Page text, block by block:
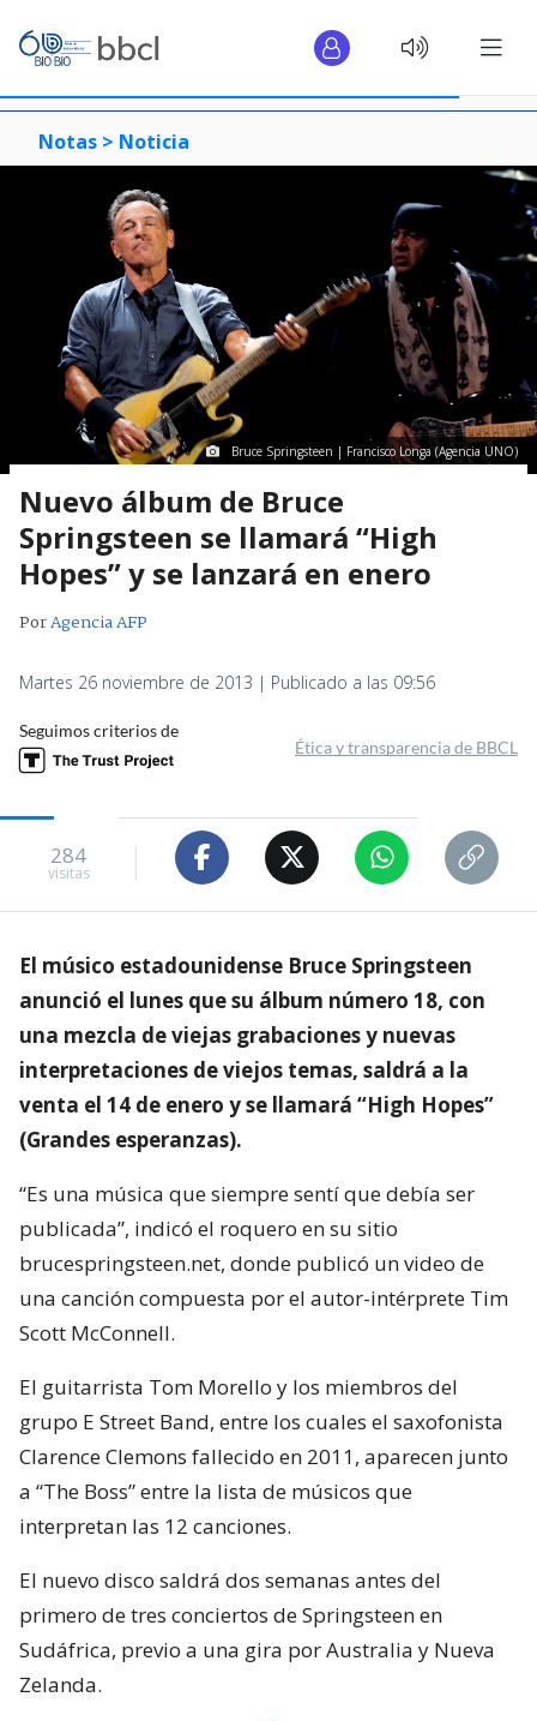
Notas > Noticia
Bruce Springsteen | Francisco Longa (Agencia UNO)
Nuevo álbum de Bruce
Springsteen se llamará “High
Hopes” y se lanzará en enero
PorAgencia AFP
Martes 26 noviembre de 2013 | Publicado a las 09:56
Seguimos criterios de
Ética y transparencia de BBCL
284
visitas
El músico estadounidense Bruce Springsteen
anunció el lunes que su álbum número 18, con
una mezcla de viejas grabaciones y nuevas
interpretaciones de viejos temas, saldrá a la
venta el 14 de enero y se llamará “High Hopes”
(Grandes esperanzas).
“Es una música que siempre sentí que debía ser
publicada”, indicó el roquero en su sitio
brucespringsteen.net, donde publicó un video de
una canción compuesta por el autor-intérprete Tim
Scott McConnell.
El guitarrista Tom Morello y los miembros del
grupo E Street Band, entre los cuales el saxofonista
Clarence Clemons fallecido en 2011, aparecen junto
a “The Boss” entre la lista de músicos que
interpretan las 12 canciones.
El nuevo disco saldrá dos semanas antes del
primero de tres conciertos de Springsteen en
Sudáfrica, previo a una gira por Australia y Nueva
Zelanda.